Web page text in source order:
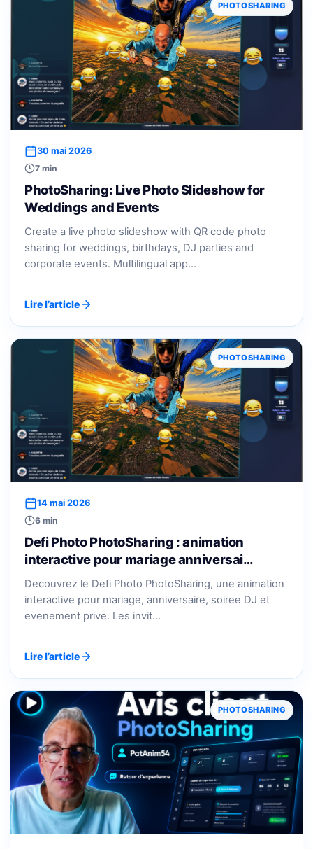
PHOTOSHARING
30 mai 2026
7 min
PhotoSharing: Live Photo Slideshow for
Weddings and Events
Create a live photo slideshow with QR code photo
sharing for weddings, birthdays, DJ parties and
corporate events. Multilingual app…
Lire l’article
PHOTOSHARING
14 mai 2026
6 min
Defi Photo PhotoSharing : animation
interactive pour mariage anniversai…
Decouvrez le Defi Photo PhotoSharing, une animation
interactive pour mariage, anniversaire, soiree DJ et
evenement prive. Les invit…
Lire l’article
PHOTOSHARING